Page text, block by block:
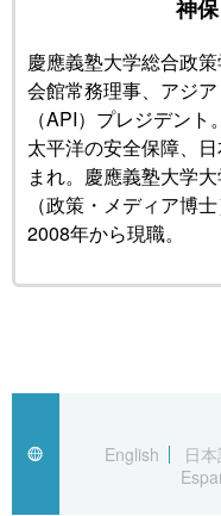
神
慶應義塾大学総合政
会館常務理事、アジ
（API）プレジデン
太平洋の安全保障、
まれ。慶應義塾大学
（政策・メディア博
2008年から現職。
English
日